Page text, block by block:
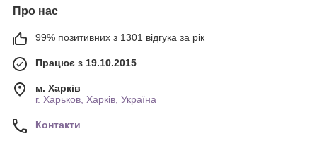
Про нас
99% позитивних з 1301 відгука за рік
Працює з 19.10.2015
м. Харків
г. Харьков, Харків, Україна
Контакти